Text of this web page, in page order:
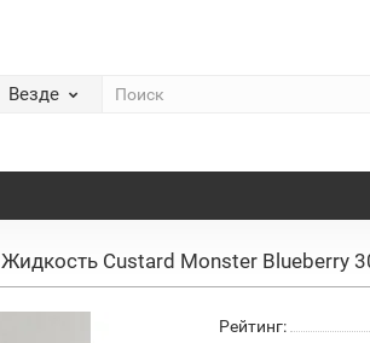
Везде
Жидкость Custard Monster Blueberry
Рейтинг: